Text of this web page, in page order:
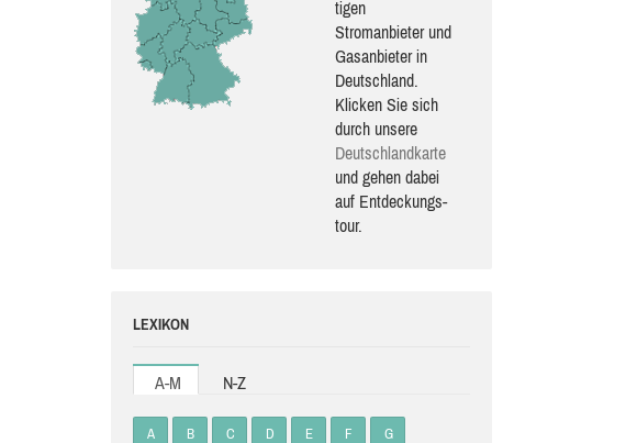
ti­gen
Stromanbieter und
Gasanbieter in
Deutschland.
Klicken Sie sich
durch unsere
Deutsch­land­karte
und gehen dabei
auf Ent­de­ckungs­
tour.
LEXIKON
A-M N-Z
A B C D E F G